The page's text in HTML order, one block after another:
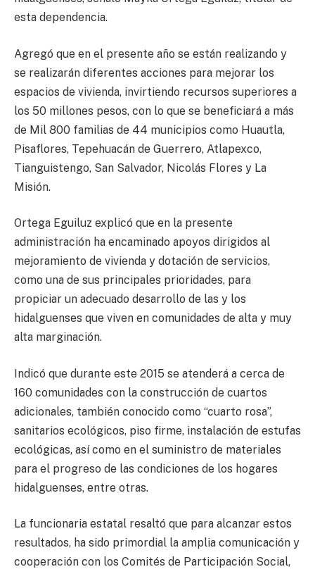
esta dependencia.
Agregó que en el presente año se están realizando y
se realizarán diferentes acciones para mejorar los
espacios de vivienda, invirtiendo recursos superiores a
los 50 millones pesos, con lo que se beneficiará a más
de Mil 800 familias de 44 municipios como Huautla,
Pisaflores, Tepehuacán de Guerrero, Atlapexco,
Tianguistengo, San Salvador, Nicolás Flores y La
Misión.
Ortega Eguiluz explicó que en la presente
administración ha encaminado apoyos dirigidos al
mejoramiento de vivienda y dotación de servicios,
como una de sus principales prioridades, para
propiciar un adecuado desarrollo de las y los
hidalguenses que viven en comunidades de alta y muy
alta marginación.
Indicó que durante este 2015 se atenderá a cerca de
160 comunidades con la construcción de cuartos
adicionales, también conocido como “cuarto rosa”,
sanitarios ecológicos, piso firme, instalación de estufas
ecológicas, así como en el suministro de materiales
para el progreso de las condiciones de los hogares
hidalguenses, entre otras.
La funcionaria estatal resaltó que para alcanzar estos
resultados, ha sido primordial la amplia comunicación y
cooperación con los Comités de Participación Social,